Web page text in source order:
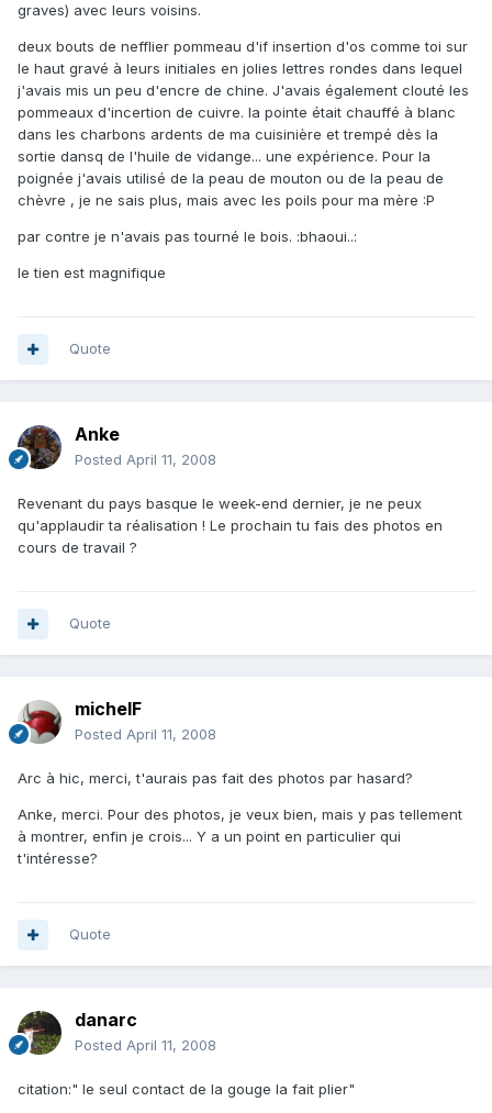
graves) avec leurs voisins.
deux bouts de nefflier pommeau d'if insertion d'os comme toi sur
le haut gravé à leurs initiales en jolies lettres rondes dans lequel
j'avais mis un peu d'encre de chine. J'avais également clouté les
pommeaux d'incertion de cuivre. la pointe était chauffé à blanc
dans les charbons ardents de ma cuisinière et trempé dès la
sortie dansq de l'huile de vidange... une expérience. Pour la
poignée j'avais utilisé de la peau de mouton ou de la peau de
chèvre , je ne sais plus, mais avec les poils pour ma mère :P
par contre je n'avais pas tourné le bois. :bhaoui..:
le tien est magnifique
Quote
Anke
Posted April 11, 2008
Revenant du pays basque le week-end dernier, je ne peux
qu'applaudir ta réalisation ! Le prochain tu fais des photos en
cours de travail ?
Quote
michelF
Posted April 11, 2008
Arc à hic, merci, t'aurais pas fait des photos par hasard?
Anke, merci. Pour des photos, je veux bien, mais y pas tellement
à montrer, enfin je crois... Y a un point en particulier qui
t'intéresse?
Quote
danarc
Posted April 11, 2008
citation:" le seul contact de la gouge la fait plier"